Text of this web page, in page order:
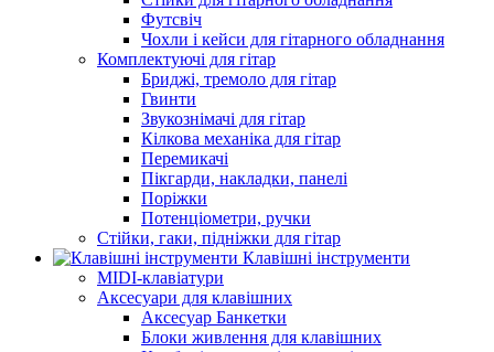
Футсвіч
Чохли і кейси для гітарного обладнання
Комплектуючі для гітар
Бриджі, тремоло для гітар
Гвинти
Звукознімачі для гітар
Кілкова механіка для гітар
Перемикачі
Пікгарди, накладки, панелі
Поріжки
Потенціометри, ручки
Стійки, гаки, підніжки для гітар
Клавішні інструменти
MIDI-клавіатури
Аксесуари для клавішних
Аксесуар Банкетки
Блоки живлення для клавішних